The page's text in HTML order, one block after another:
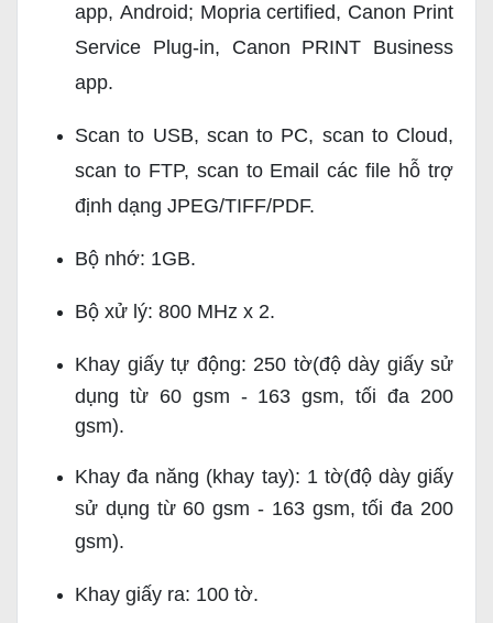
app, Android; Mopria certified, Canon Print
Service Plug-in, Canon PRINT Business
app.
Scan to USB, scan to PC, scan to Cloud,
scan to FTP, scan to Email các file hỗ trợ
định dạng JPEG/TIFF/PDF.
Bộ nhớ: 1GB.
Bộ xử lý: 800 MHz x 2.
Khay giấy tự động: 250 tờ(độ dày giấy sử
dụng từ 60 gsm - 163 gsm, tối đa 200
gsm).
Khay đa năng (khay tay): 1 tờ(độ dày giấy
sử dụng từ 60 gsm - 163 gsm,tối đa 200
gsm).
Khay giấy ra: 100 tờ.